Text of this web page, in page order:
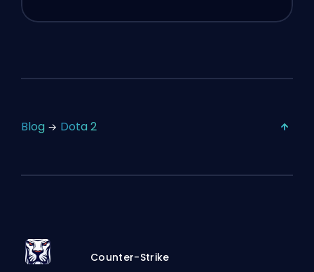
Blog Dota 2
Counter-Strike